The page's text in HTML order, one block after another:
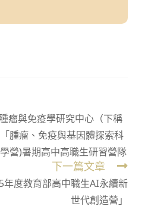
瘤與免疫學研究中心（下稱
腫瘤、免疫與基因體探索科
營)暑期高中高職生研習營隊
下一篇文章
年度教育部高中職生AI永續新
世代創造營」